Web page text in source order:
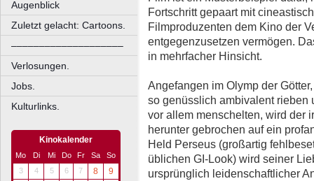
Augenblick
Zuletzt gelacht: Cartoons.
––––––––––––––––––––
Verlosungen.
Jobs.
Kulturlinks.
Kinokalender
Mo Di Mi Do Fr Sa
So
3
4 5 6 7 8
9
Fortschritt gepaart mit
Filmproduzenten dem Kino der
entgegenzusetzen vermögen.
in mehrfacher Hinsicht.
Angefangen im Olymp der
so genüsslich ambivalent rieben
vor allem menschelten, wird der
herunter gebrochen auf ein
Held Perseus (großartig
üblichen GI-Look) wird seiner
ursprünglich leidenschaftlicher